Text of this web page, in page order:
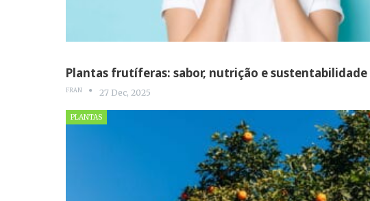
Plantas frutíferas: sabor, nutrição e sustentabilidade
FRAN 27 Dec, 2025
PLANTAS